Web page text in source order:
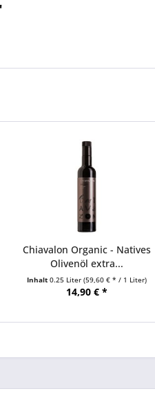
Chiavalon Organic - Natives
Olivenöl extra...
Inhalt 0.25 Liter (59,60 € * / 1 Liter)
14,90 € *